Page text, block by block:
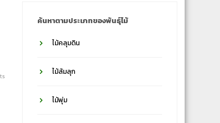
ค้นหาตามประเภทของพันธุ์ไม้
ไม้คลุมดิน
ไม้ล้มลุก
ไม้พุ่ม